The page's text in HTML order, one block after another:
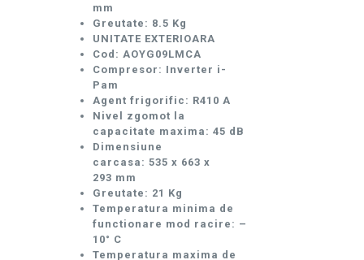
mm
Greutate: 8.5 Kg
UNITATE EXTERIOARA
Cod: AOYG09LMCA
Compresor: Inverter i-
Pam
Agent frigorific: R410 A
Nivel zgomot la
capacitate maxima: 45 dB
Dimensiune
carcasa: 535 x 663 x
293 mm
Greutate: 21 Kg
Temperatura minima de
functionare mod racire: –
10° C
Temperatura maxima de